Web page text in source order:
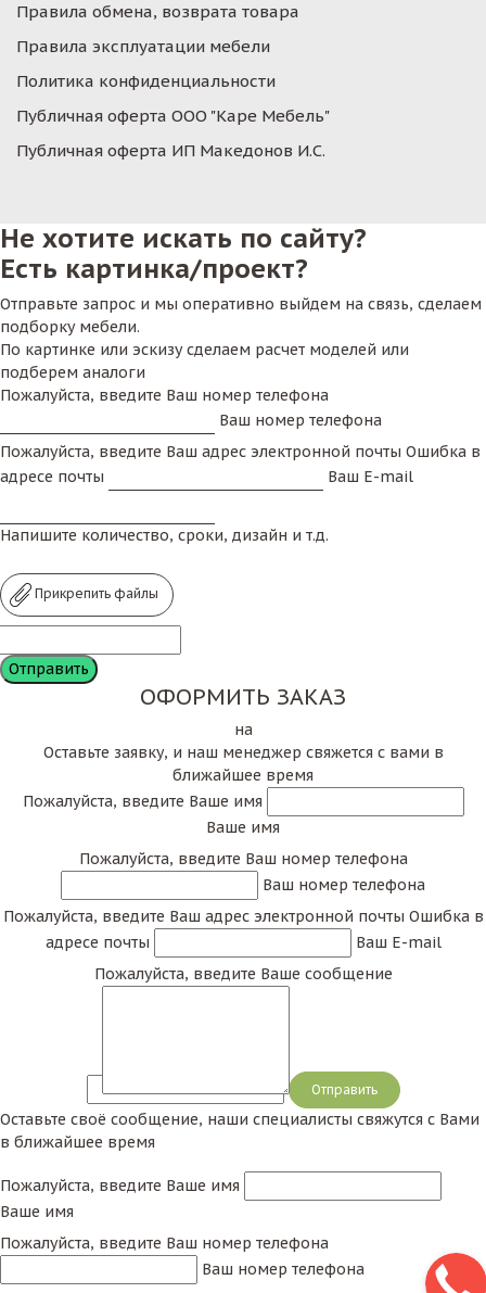
Правила обмена, возврата товара
Правила эксплуатации мебели
Политика конфиденциальности
Публичная оферта ООО "Каре Мебель"
Публичная оферта ИП Македонов И.С.
Не хотите искать по сайту?
Есть картинка/проект?
Отправьте запрос и мы оперативно выйдем на связь, сделаем
подборку мебели.
По картинке или эскизу сделаем расчет моделей или
подберем аналоги
Пожалуйста, введите Ваш номер телефона
Ваш номер телефона
Пожалуйста, введите Ваш адрес электронной почты Ошибка в
адресе почты
Ваш E-mail
Напишите количество, сроки, дизайн и т.д.
Прикрепить файлы
ОФОРМИТЬ ЗАКАЗ
на
Оставьте заявку, и наш менеджер свяжется с вами в
ближайшее время
Пожалуйста, введите Ваше имя
Ваше имя
Пожалуйста, введите Ваш номер телефона
Ваш номер телефона
Пожалуйста, введите Ваш адрес электронной почты Ошибка в
адресе почты
Ваш E-mail
Пожалуйста, введите Ваше сообщение
Сообщение
Оставьте своё сообщение, наши специалисты свяжутся с Вами
в ближайшее время
Пожалуйста, введите Ваше имя
Ваше имя
Пожалуйста, введите Ваш номер телефона
Ваш номер телефона